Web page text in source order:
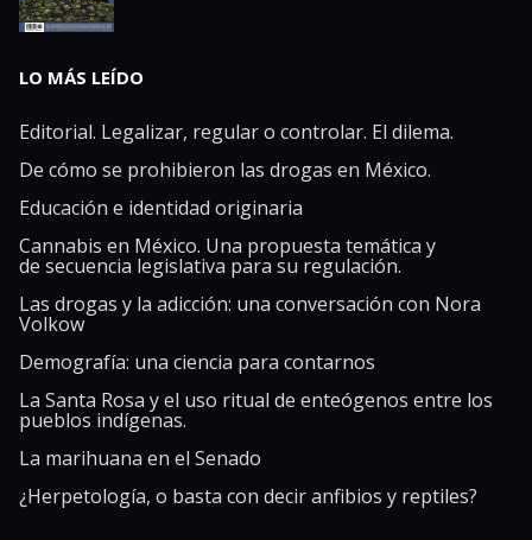
LO MÁS LEÍDO
Editorial. Legalizar, regular o controlar. El dilema.
De cómo se prohibieron las drogas en México.
Educación e identidad originaria
Cannabis en México. Una propuesta temática y
de secuencia legislativa para su regulación.
Las drogas y la adicción: una conversación con Nora
Volkow
Demografía: una ciencia para contarnos
La Santa Rosa y el uso ritual de enteógenos entre los
pueblos indígenas.
La marihuana en el Senado
¿Herpetología, o basta con decir anfibios y reptiles?